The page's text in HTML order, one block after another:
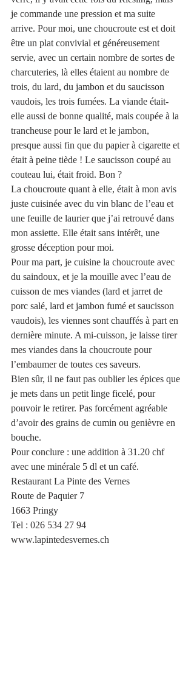
je commande une pression et ma suite
arrive. Pour moi, une choucroute est et doit
être un plat convivial et généreusement
servie, avec un certain nombre de sortes de
charcuteries, là elles étaient au nombre de
trois, du lard, du jambon et du saucisson
vaudois, les trois fumées. La viande était-
elle aussi de bonne qualité, mais coupée à la
trancheuse pour le lard et le jambon,
presque aussi fin que du papier à cigarette et
était à peine tiède ! Le saucisson coupé au
couteau lui, était froid. Bon ?
La choucroute quant à elle, était à mon avis
juste cuisinée avec du vin blanc de l’eau et
une feuille de laurier que j’ai retrouvé dans
mon assiette. Elle était sans intérêt, une
grosse déception pour moi.
Pour ma part, je cuisine la choucroute avec
du saindoux, et je la mouille avec l’eau de
cuisson de mes viandes (lard et jarret de
porc salé, lard et jambon fumé et saucisson
vaudois), les viennes sont chauffés à part en
dernière minute. A mi-cuisson, je laisse tirer
mes viandes dans la choucroute pour
l’embaumer de toutes ces saveurs.
Bien sûr, il ne faut pas oublier les épices que
je mets dans un petit linge ficelé, pour
pouvoir le retirer. Pas forcément agréable
d’avoir des grains de cumin ou genièvre en
bouche.
Pour conclure : une addition à 31.20 chf
avec une minérale 5 dl et un café.
Restaurant La Pinte des Vernes
Route de Paquier 7
1663 Pringy
Tel : 026 534 27 94
www.lapintedesvernes.ch